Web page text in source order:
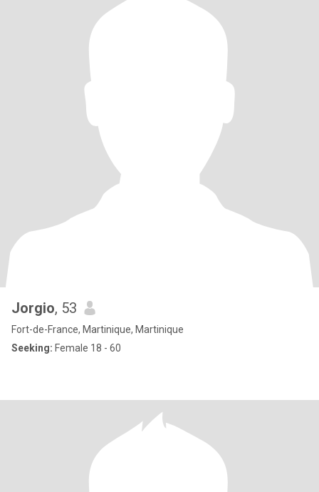
Jorgio, 53
Fort-de-France, Martinique, Martinique
Seeking: Female 18 - 60